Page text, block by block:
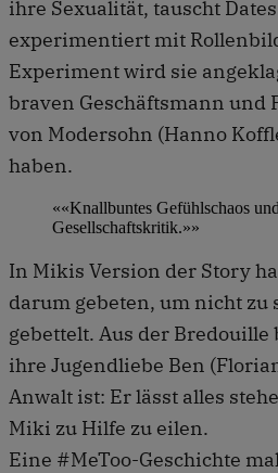
ihre Sexualität, tauscht
experimentiert mit
Experiment wird sie
braven Geschäftsmann und
von Modersohn (Hanno
haben.
««Knallbuntes Gefühlschaos
Gesellschaftskritik.»»
In Mikis Version der Story
darum gebeten, um nicht zu
gebettelt. Aus der
ihre Jugendliebe Ben
Anwalt ist: Er lässt alles
Miki zu Hilfe zu eilen.
Eine #MeToo-Geschichte